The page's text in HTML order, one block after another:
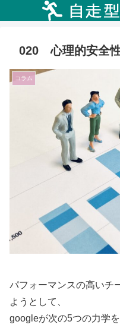
020 心理的安全
コラム
パフォーマンスの高いチ
ようとして、
googleが次の5つの力学を